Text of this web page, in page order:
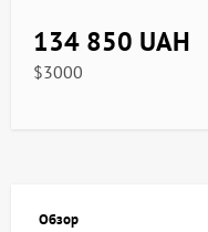
134 850 UAH
$3000
Обзор